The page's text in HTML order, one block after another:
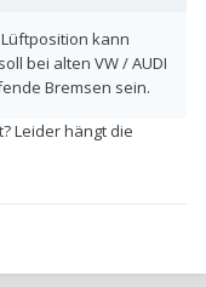
kann
bei alten VW / AUDI
Bremsen sein.
Leider hängt die